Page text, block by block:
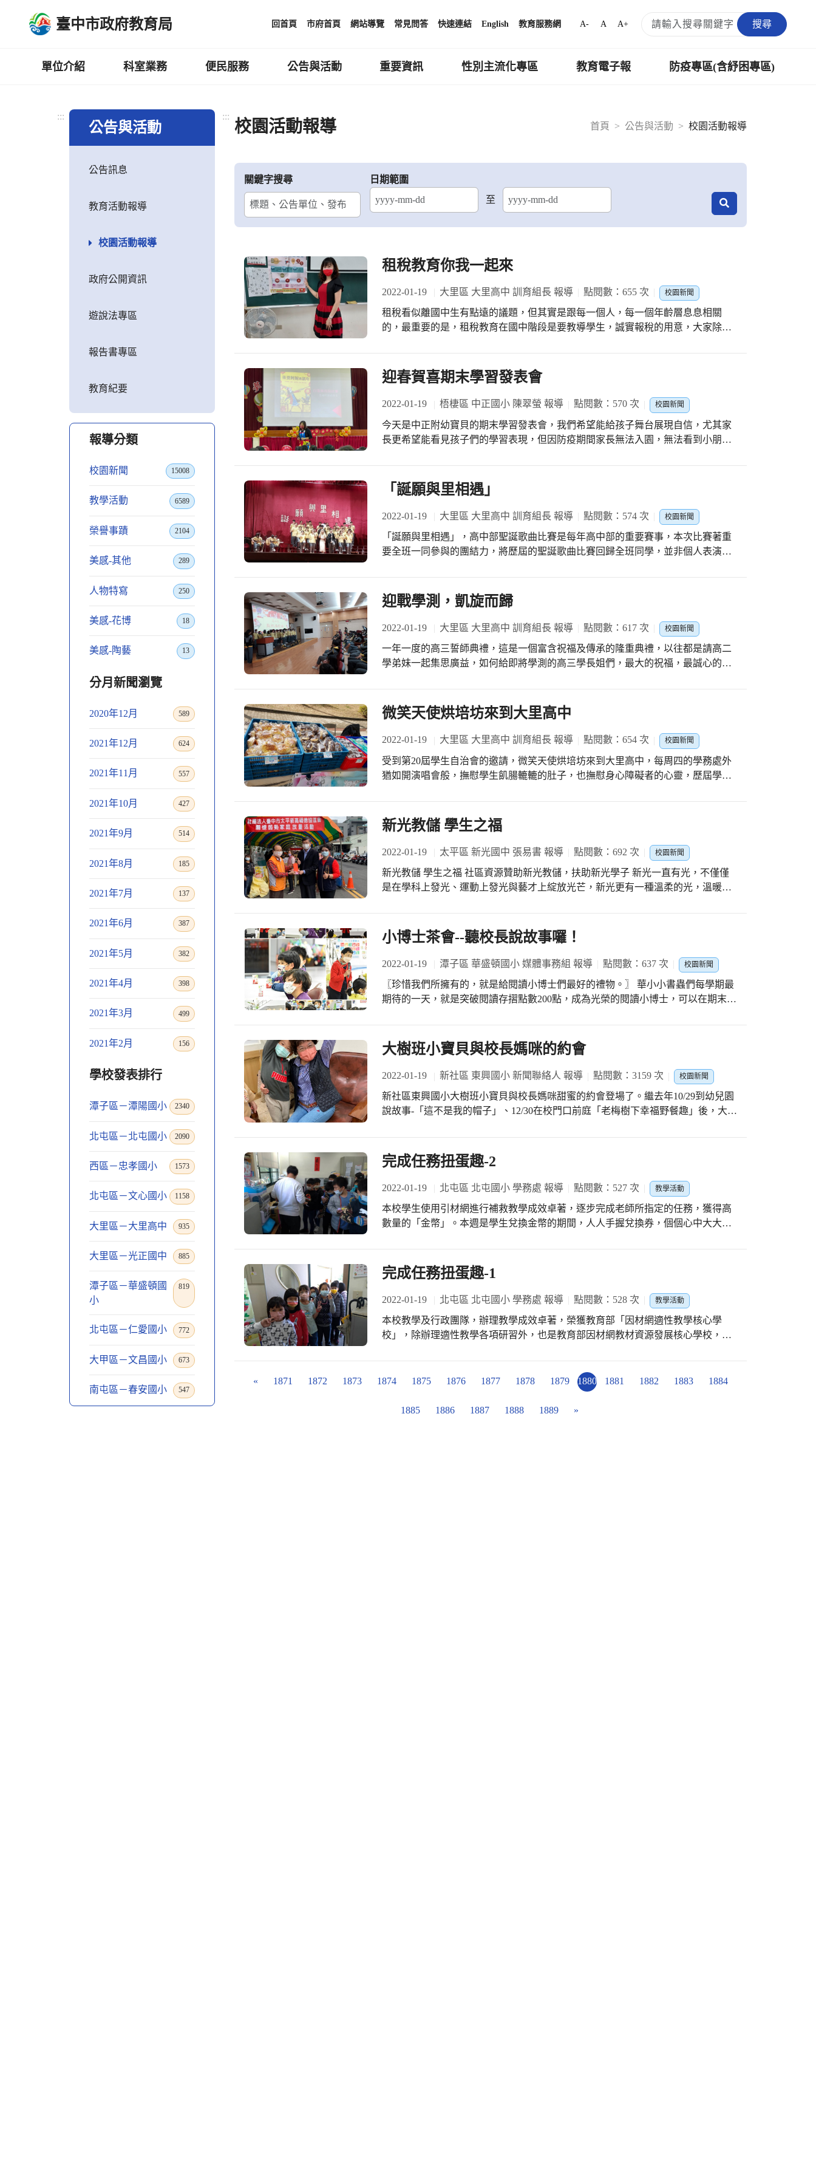
臺中市政府教育局 回首頁 市府首頁 網站導覽 常見問答 快速連結 English 教育服務網 A- A A+ 搜尋
單位介紹 科室業務 便民服務 公告與活動 重要資訊 性別主流化專區 教育電子報 防疫專區(含紓困專區)
:::
公告與活動
公告訊息
教育活動報導
校園活動報導
政府公開資訊
遊說法專區
報告書專區
教育紀要
報導分類
校園新聞 15008
教學活動 6589
榮譽事蹟 2104
美感-其他 289
人物特寫 250
美感-花博 18
美感-陶藝 13
分月新聞瀏覽
2020年12月 589
2021年12月 624
2021年11月 557
2021年10月 427
2021年9月 514
2021年8月 185
2021年7月 137
2021年6月 387
2021年5月 382
2021年4月 398
2021年3月 499
2021年2月 156
學校發表排行
潭子區－潭陽國小 2340
北屯區－北屯國小 2090
西區－忠孝國小 1573
北屯區－文心國小 1158
大里區－大里高中 935
大里區－光正國中 885
潭子區－華盛頓國
小
819
北屯區－仁愛國小 772
大甲區－文昌國小 673
南屯區－春安國小 547
:::
首頁
公告與活動 校園活動報導
校園活動報導
關鍵字搜尋
日期範圍
至
結束日期
租稅教育你我一起來
2022-01-19 大里區 大里高中 訓育組長 報導 點閱數：655 次 校園新聞
租稅看似離國中生有點遠的議題，但其實是跟每一個人，每一個年齡層息息相關
的，最重要的是，租稅教育在國中階段是要教導學生，誠實報稅的用意，大家除了
路上的柏油路，行人道上的路燈等等，還有跟你我福利有關的雲端發票，都是非常
實用的資訊呢！
迎春賀喜期末學習發表會
2022-01-19 梧棲區 中正國小 陳翠螢 報導 點閱數：570 次 校園新聞
今天是中正附幼寶貝的期末學習發表會，我們希望能給孩子舞台展現自信，尤其家
長更希望能看見孩子們的學習表現，但因防疫期間家長無法入園，無法看到小朋友
師們的戲劇表演-年獸來了-孩子們看得非常的興奮。 最後送給孩子一樣特別的禮
物，邀請白雪麻麻說故事，今天的活動充滿了歡樂，雖然沒有家長參與但是孩子們
的表現真的很棒，本園會將今天的活動製作成影片放在我們的網站讓家長觀賞。
「誕願與里相遇」
2022-01-19 大里區 大里高中 訓育組長 報導 點閱數：574 次 校園新聞
「誕願與里相遇」，高中部聖誕歌曲比賽是每年高中部的重要賽事，本次比賽著重
要全班一同參與的團結力，將歷屆的聖誕歌曲比賽回歸全班同學，並非個人表演，
回憶中，相信每位參與比賽的同學都無法忘懷的共同記憶。
迎戰學測，凱旋而歸
2022-01-19 大里區 大里高中 訓育組長 報導 點閱數：617 次 校園新聞
一年一度的高三誓師典禮，這是一個富含祝福及傳承的隆重典禮，以往都是請高二
學弟妹一起集思廣益，如何給即將學測的高三學長姐們，最大的祝福，最誠心的祈
「願高三的同學們，都能金榜題名，考上自己心中的第一志願！」這是一個過程，
一個生命的歷程，高二同學用一首歌曲，祝福學長姐，學測或許會短暫改變你的人
生，但不會改變我們的意志，不管結果如何，告訴自己，我會用最大的努力去完
微笑天使烘培坊來到大里高中
2022-01-19 大里區 大里高中 訓育組長 報導 點閱數：654 次 校園新聞
受到第20屆學生自治會的邀請，微笑天使烘培坊來到大里高中，每周四的學務處外
猶如開演唱會般，撫慰學生飢腸轆轆的肚子，也撫慰身心障礙者的心靈，歷屆學生
大誠意完成的作品，我們一起讓它發揮它最大的效益。讓大里高中美麗的校園中，
用愛心點綴出美麗的序章。
新光教儲 學生之福
2022-01-19 太平區 新光國中 張易書 報導 點閱數：692 次 校園新聞
新光教儲 學生之福 社區資源贊助新光教儲，扶助新光學子 新光一直有光，不僅僅
是在學科上發光、運動上發光與藝才上綻放光芒，新光更有一種溫柔的光，溫暖著
成的審查會，審查著各班的導師第一線觀察需要的孩子的扶助，在110年中獲得社區
捐助金額計9萬2523元；教育儲蓄戶支出部份，導師幫忙協助申請與保管班級的個案
學生，支出總共69件個案，補助金額達19萬2900元。除了感謝導師的關心與發現班
級的孩子之外，更感謝過去一年中時不時贊助新光的諸位大德。 近日裡，有兩組新
光的好鄰居，辦理歲末年節活動時，也特地照顧新光的孩子，分別是「新光里福德
祠」與新高里「新高福德關懷協會」，贊助新光教育儲蓄戶，讓新光的孩子，在就
新光國中愛心志工隊愛爸愛媽的影子，無論是協助搬運、指引鄰居，或者協助舀食
顧新光的孩子，更服務新光的社區。 我們都是一家人，彼此扶助與照顧，歡迎加入
新光國中愛心志工隊，歡迎參與社區的慈善活動喔！
小博士茶會--聽校長說故事囉！
2022-01-19 潭子區 華盛頓國小 媒體事務組 報導 點閱數：637 次 校園新聞
〖珍惜我們所擁有的，就是給閱讀小博士們最好的禮物。〗 華小小書蟲們每學期最
期待的一天，就是突破閱讀存摺點數200點，成為光榮的閱讀小博士，可以在期末舉
過繪本中主角奇奇送禮物給好朋友小歐的準備過程與溫馨結局，讓孩子們明白友誼
和真摯的情感就是最好的禮物，這些都能取代物質的給予唷！ 而這本故事也呼應了
這次的茶會，即使沒有豐盛的餐點，但是有同學、老師們的陪伴，還有好多好多的
書可以閱讀，以及校長最美好的故事祝福，即使沒有東西，幸福依舊瀰漫整間貓頭
鷹故事屋呢！
大樹班小寶貝與校長媽咪的約會
2022-01-19 新社區 東興國小 新聞聯絡人 報導 點閱數：3159 次 校園新聞
新社區東興國小大樹班小寶貝與校長媽咪甜蜜的約會登場了。繼去年10/29到幼兒園
說故事-「這不是我的帽子」、12/30在校門口前庭「老梅樹下幸福野餐趣」後，大樹
們來打擾您了！」「校長媽咪，我們要來跟您約會了！」稚嫩的聲音此起彼落，引
得羅忠良主任好奇的探出頭來看這一群可愛的小寶貝們。 一進入校長室，小班的靖
侖和智宇雙手捧著香水百送給校長(謝謝宇翔媽媽貼心的準備)，待心茹主任和美琪
老師招呼孩子們坐下後，小寶貝們一一做自我介紹，並跟廖梅芳校長來個大擁抱，
不管是跟校長合作大愛心或自己的小愛心，孩子們都很開心；小寶貝們很好奇的發
問，「校長，為什麼有這麼多獎盃？」「校長，您每天在忙什麼？」….校長一一解
詩喬說：「我要當少女。」「哦？少女也是一種職業嗎？」「因為少女可以穿漂亮
設計很多遊戲，讓別人可以闖關。」 宇謙說：「我要當消防員，幫忙滅火，保護大
家的安全。」 宇翔說：「我長大後要當警察，把壞人都抓起來。」 承叡說：「那我
當小偷好了。」童言童語，引來哄堂大笑！ 快樂的時光過得特別快，最後來個大合
完成任務扭蛋趣-2
2022-01-19 北屯區 北屯國小 學務處 報導 點閱數：527 次 教學活動
本校學生使用引材網進行補救教學成效卓著，逐步完成老師所指定的任務，獲得高
數量的「金幣」。本週是學生兌換金幣的期間，人人手握兌換券，個個心中大大歡
完成任務扭蛋趣-1
2022-01-19 北屯區 北屯國小 學務處 報導 點閱數：528 次 教學活動
本校教學及行政團隊，辦理教學成效卓著，榮獲教育部「因材網適性教學核心學
校」，除辦理適性教學各項研習外，也是教育部因材網教材資源發展核心學校，種
期間，人人手握兌換券，個個心中大大歡喜，因為可以參加「扭蛋趣」，您猜…會
« 1871 1872 1873 1874 1875 1876 1877 1878 1879 1880 1881 1882 1883 1884
1885 1886 1887 1888 1889 »